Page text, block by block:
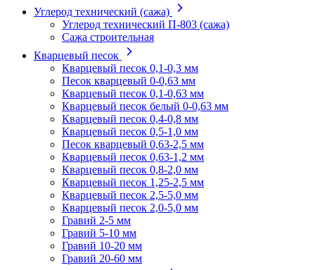
Углерод технический (сажа)
Углерод технический П-803 (сажа)
Сажа строительная
Кварцевый песок
Кварцевый песок 0,1-0,3 мм
Песок кварцевый 0-0,63 мм
Кварцевый песок 0,1-0,63 мм
Кварцевый песок белый 0-0,63 мм
Кварцевый песок 0,4-0,8 мм
Кварцевый песок 0,5-1,0 мм
Песок кварцевый 0,63-2,5 мм
Кварцевый песок 0,63-1,2 мм
Кварцевый песок 0,8-2,0 мм
Кварцевый песок 1,25-2,5 мм
Кварцевый песок 2,5-5,0 мм
Кварцевый песок 2,0-5,0 мм
Гравий 2-5 мм
Гравий 5-10 мм
Гравий 10-20 мм
Гравий 20-60 мм